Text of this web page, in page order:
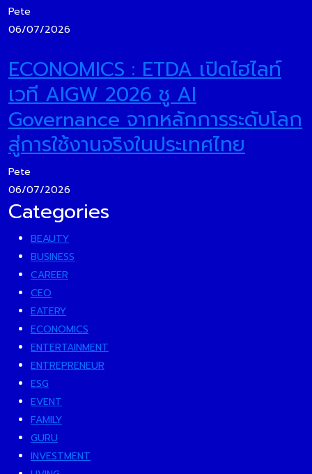
Pete
06/07/2026
ECONOMICS : ETDA เปิดไฮไลท์
เวที AIGW 2026 ชู AI
Governance จากหลักการระดับโลก
สู่การใช้งานจริงในประเทศไทย
Pete
06/07/2026
Categories
BEAUTY
BUSINESS
CAREER
CEO
EATERY
ECONOMICS
ENTERTAINMENT
ENTREPRENEUR
ESG
EVENT
FAMILY
GURU
INVESTMENT